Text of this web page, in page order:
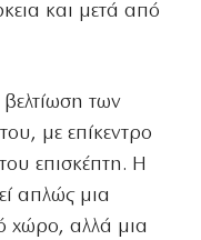
και μετά από
των
με επίκεντρο
επισκέπτη. Η
απλώς μια
χώρο, αλλά μια